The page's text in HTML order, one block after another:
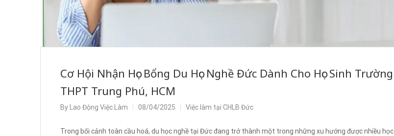
Cơ Hội Nhận Học Bổng Du Học Nghề Đức Dành Cho Học Sinh Trường
THPT Trung Phú, HCM
By Lao Động Việc Làm 08/04/2025 Việc làm tại CHLB Đức
Trong bối cảnh toàn cầu hoá, du học nghề tại Đức đang trở thành một trong những xu hướng được nhiều học